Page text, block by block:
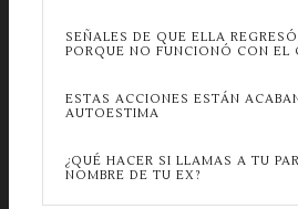
SEÑALES DE QUE ELLA
PORQUE NO FUNCIONÓ CON EL
ESTAS ACCIONES ESTÁN
AUTOESTIMA
¿QUÉ HACER SI LLAMAS A TU
NOMBRE DE TU EX?